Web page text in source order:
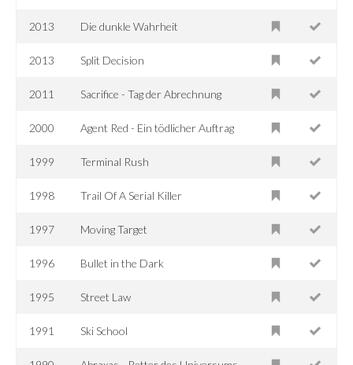
2013 Die dunkle Wahrheit
2013 Split Decision
2011 Sacrifice - Tag der Abrechnung
2000 Agent Red - Ein tödlicher Auftrag
1999 Terminal Rush
1998 Trail Of A Serial Killer
1997 Moving Target
1996 Bullet in the Dark
1995 Street Law
1991 Ski School